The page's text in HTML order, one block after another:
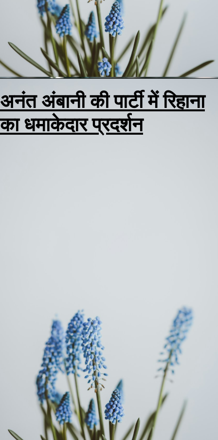
अनंत अंबानी और राधिका मरचेंट
अनंत अंबानी की पार्टी में रिहाना
का धमाकेदार प्रदर्शन